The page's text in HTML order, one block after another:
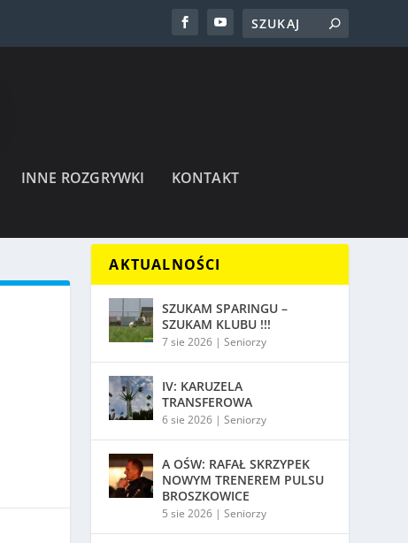
INNE ROZGRYWKI KONTAKT
AKTUALNOŚCI
SZUKAM SPARINGU –
SZUKAM KLUBU !!!
7 sie 2026 |Seniorzy
IV: KARUZELA
TRANSFEROWA
6 sie 2026 |Seniorzy
A OŚW: RAFAŁ SKRZYPEK
NOWYM TRENEREM PULSU
BROSZKOWICE
5 sie 2026 |Seniorzy